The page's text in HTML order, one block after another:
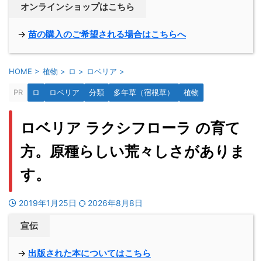
オンラインショップはこちら
→ 苗の購入のご希望される場合はこちらへ
HOME > 植物 > ロ > ロベリア >
PR ロ ロベリア 分類 多年草（宿根草） 植物
ロベリア ラクシフローラ の育て
方。原種らしい荒々しさがありま
す。
2019年1月25日 2026年8月8日
宣伝
→ 出版された本についてはこちら